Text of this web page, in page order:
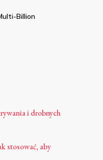
Billion
i drobnych
stosować, aby